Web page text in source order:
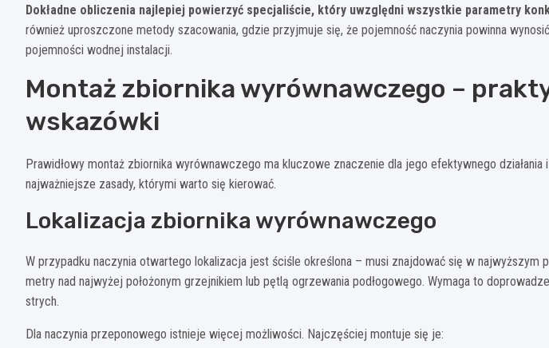
Dokładne obliczenia najlepiej powierzyć specjaliście, który uwzględni wszystkie parametry
również uproszczone metody szacowania, gdzie przyjmuje się, że pojemność naczynia powinna
pojemności wodnej instalacji.
Montaż zbiornika wyrównawczego –
wskazówki
Prawidłowy montaż zbiornika wyrównawczego ma kluczowe znaczenie dla jego efektywnego działania
najważniejsze zasady, którymi warto się kierować.
Lokalizacja zbiornika wyrównawczego
W przypadku naczynia otwartego lokalizacja jest ściśle określona – musi znajdować się w najwyższym
metry nad najwyżej położonym grzejnikiem lub pętlą ogrzewania podłogowego. Wymaga to
strych.
Dla naczynia przeponowego istnieje więcej możliwości. Najczęściej montuje się je: